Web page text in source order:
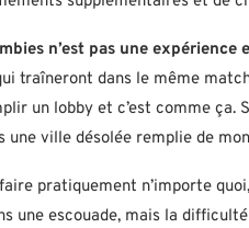
n’est pas une expérience
traîneront dans le même
un lobby et c’est comme
une ville désolée remplie de
pratiquement n’importe
une escouade, mais la